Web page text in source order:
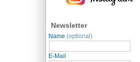
Newsletter
Name (optional)
E-Mail